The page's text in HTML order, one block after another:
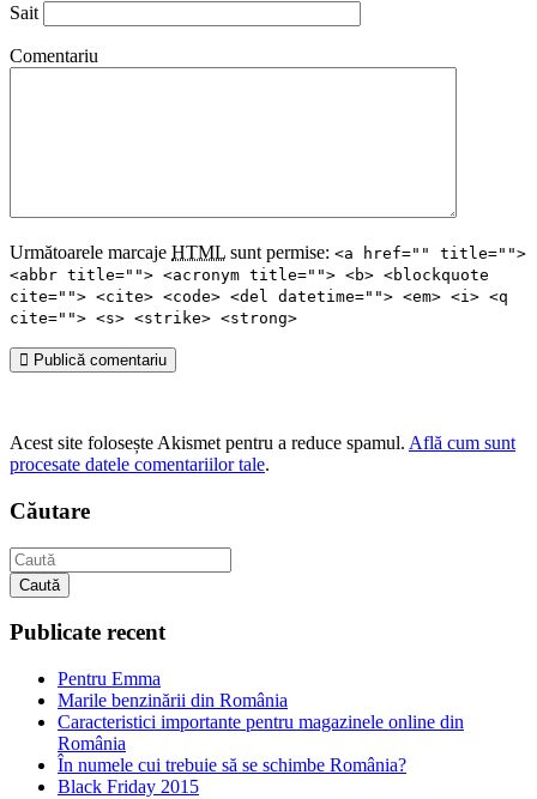
Sait
Comentariu
Următoarele marcaje HTML sunt permise: <a href="" title="">
<abbr title=""> <acronym title=""> <b> <blockquote
cite=""> <cite> <code> <del datetime=""> <em> <i> <q
cite=""> <s> <strike> <strong>
Publică comentariu
Acest site folosește Akismet pentru a reduce spamul. Află cum sunt
procesate datele comentariilor tale.
Căutare
Caută
Publicate recent
Pentru Emma
Marile benzinării din România
Caracteristici importante pentru magazinele online din
România
În numele cui trebuie să se schimbe România?
Black Friday 2015